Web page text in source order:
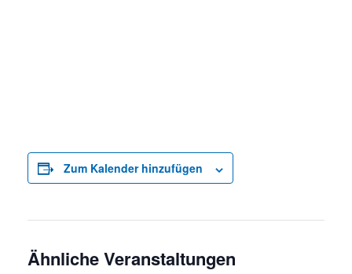
Zum Kalender hinzufügen
Ähnliche Veranstaltungen